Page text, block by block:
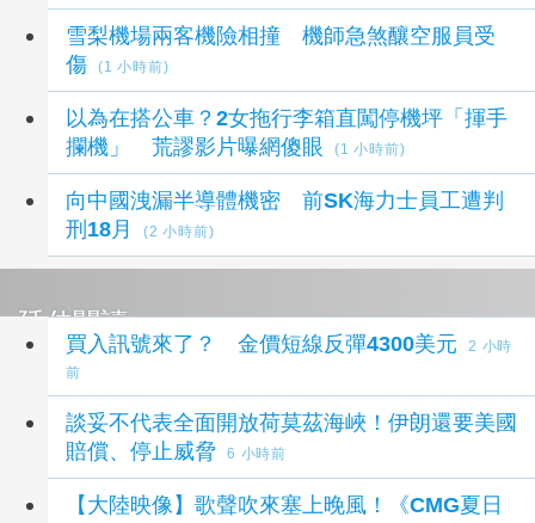
雪梨機場兩客機險相撞 機師急煞釀空服員受
傷
(1 小時前)
以為在搭公車？2女拖行李箱直闖停機坪「揮手
攔機」 荒謬影片曝網傻眼
(1 小時前)
向中國洩漏半導體機密 前SK海力士員工遭判
刑18月
(2 小時前)
延伸閱讀
買入訊號來了？ 金價短線反彈4300美元
2 小時
前
談妥不代表全面開放荷莫茲海峽！伊朗還要美國
賠償、停止威脅
6 小時前
【大陸映像】歌聲吹來塞上晚風！《CMG夏日